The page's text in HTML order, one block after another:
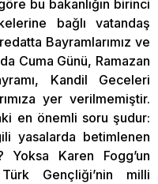
bu bakanlığın birinci
bağlı vatandaş
Bayramlarımız ve
Cuma Günü, Ramazan
Kandil Geceleri
yer verilmemiştir.
en önemli soru şudur:
yasalarda betimlenen
Yoksa Karen Fogg’un
Gençliği’nin milli